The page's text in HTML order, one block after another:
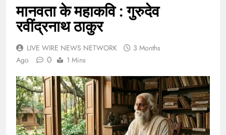
मानवता के महाकवि : गुरुदेव
रवींद्रनाथ ठाकुर
LIVE WIRE NEWS NETWORK
3 Months
Ago
0 1 Mins